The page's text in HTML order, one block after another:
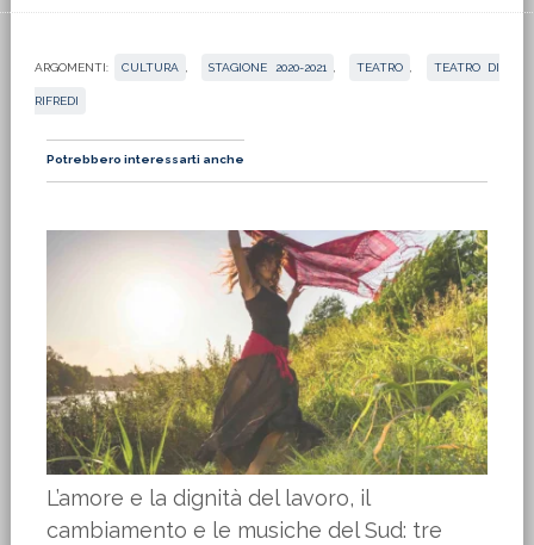
ARGOMENTI: CULTURA STAGIONE 2020-2021 TEATRO TEATRO DI
RIFREDI
Potrebbero interessarti anche
L’amore e la dignità del lavoro, il
cambiamento e le musiche del Sud: tre